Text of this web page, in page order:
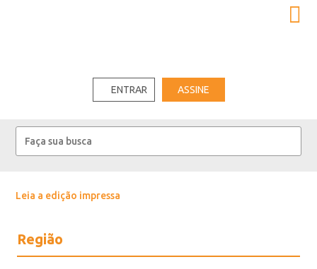
ENTRAR ASSINE
Leia a edição impressa
Região